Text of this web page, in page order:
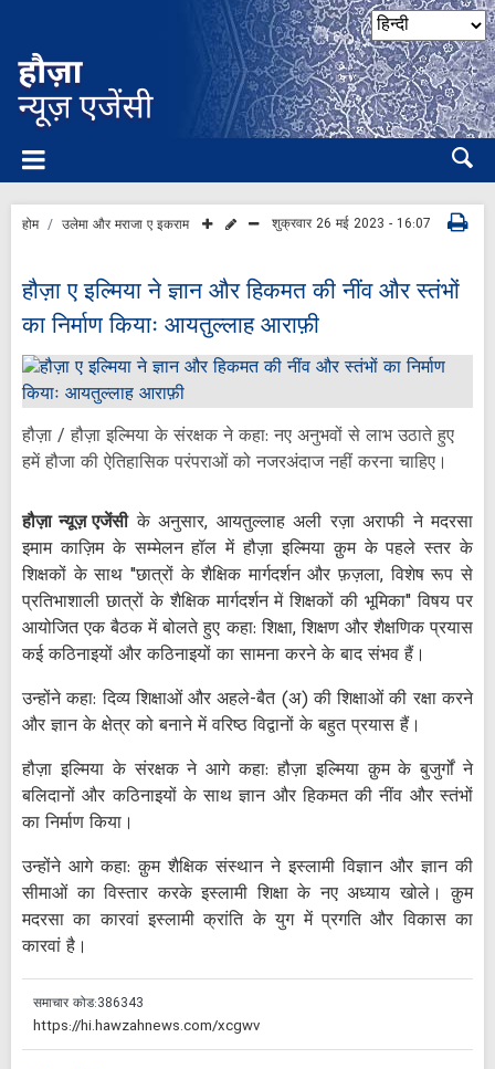
होम उलेमा और मराजा ए इकराम शुक्रवार 26 मई 2023 - 16:07
हौज़ा ए इल्मिया ने ज्ञान और हिकमत की नींव और स्तंभों
का निर्माण कियाः आयतुल्लाह आराफ़ी
हौज़ा / हौज़ा इल्मिया के संरक्षक ने कहा: नए अनुभवों से लाभ उठाते हुए
हमें हौजा की ऐतिहासिक परंपराओं को नजरअंदाज नहीं करना चाहिए।
हौज़ा न्यूज़ एजेंसीके अनुसार, आयतुल्लाह अली रज़ा अराफी ने मदरसा
इमाम काज़िम के सम्मेलन हॉल में हौज़ा इल्मिया क़ुम के पहले स्तर के
शिक्षकों के साथ "छात्रों के शैक्षिक मार्गदर्शन और फ़ज़ला, विशेष रूप से
प्रतिभाशाली छात्रों के शैक्षिक मार्गदर्शन में शिक्षकों की भूमिका" विषय पर
आयोजित एक बैठक में बोलते हुए कहा: शिक्षा, शिक्षण और शैक्षणिक प्रयास
कई कठिनाइयों और कठिनाइयों का सामना करने के बाद संभव हैं।
उन्होंने कहा: दिव्य शिक्षाओं और अहले-बैत (अ) की शिक्षाओं की रक्षा करने
और ज्ञान के क्षेत्र को बनाने में वरिष्ठ विद्वानों के बहुत प्रयास हैं।
हौज़ा इल्मिया के संरक्षक ने आगे कहा: हौज़ा इल्मिया क़ुम के बुजुर्गों ने
बलिदानों और कठिनाइयों के साथ ज्ञान और हिकमत की नींव और स्तंभों
का निर्माण किया।
उन्होंने आगे कहा: क़ुम शैक्षिक संस्थान ने इस्लामी विज्ञान और ज्ञान की
सीमाओं का विस्तार करके इस्लामी शिक्षा के नए अध्याय खोले। क़ुम
मदरसा का कारवां इस्लामी क्रांति के युग में प्रगति और विकास का
कारवां है।
समाचार कोड:386343